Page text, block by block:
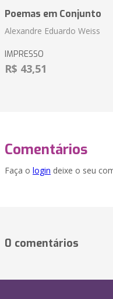
Poemas em Conjunto
Alexandre Eduardo Weiss
IMPRESSO
R$ 43,51
Comentários
Faça o login deixe o seu
0 comentários